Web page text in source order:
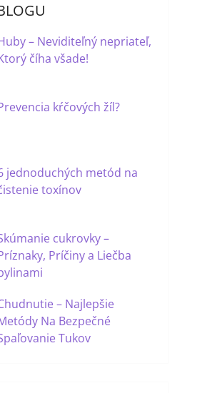
– Neviditeľný nepriateľ,
číha všade!
kŕčových žíl?
jednoduchých metód na
toxínov
cukrovky –
Príčiny a Liečba
– Najlepšie
Na Bezpečné
Tukov